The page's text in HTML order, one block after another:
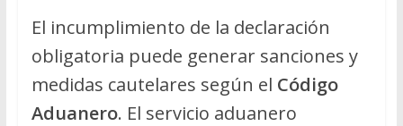
El incumplimiento de la declaración
obligatoria puede generar sanciones y
medidas cautelares según el Código
Aduanero. El servicio aduanero